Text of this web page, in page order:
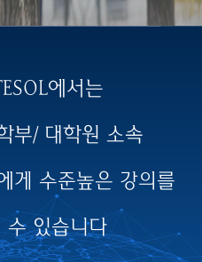
에서는
부/ 대학원 소속
게 수준높은 강의를
수 있습니다